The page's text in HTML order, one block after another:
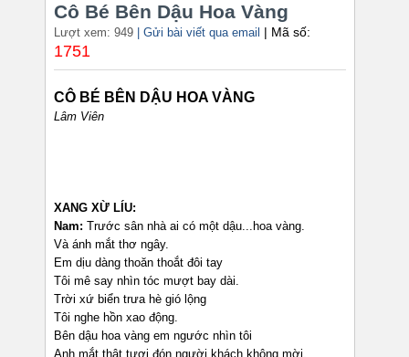
Cô Bé Bên Dậu Hoa Vàng
Lượt xem: 949 | Gửi bài viết qua email | Mã số:
1751
CÔ BÉ BÊN DẬU HOA VÀNG
Lâm Viên
XANG XỪ LÍU:
Nam: Trước sân nhà ai có một dậu...hoa vàng.
Và ánh mắt thơ ngây.
Em dịu dàng thoăn thoắt đôi tay
Tôi mê say nhìn tóc mượt bay dài.
Trời xứ biển trưa hè gió lộng
Tôi nghe hồn xao động.
Bên dậu hoa vàng em ngước nhìn tôi
Anh mắt thật tươi đón người khách không mời.